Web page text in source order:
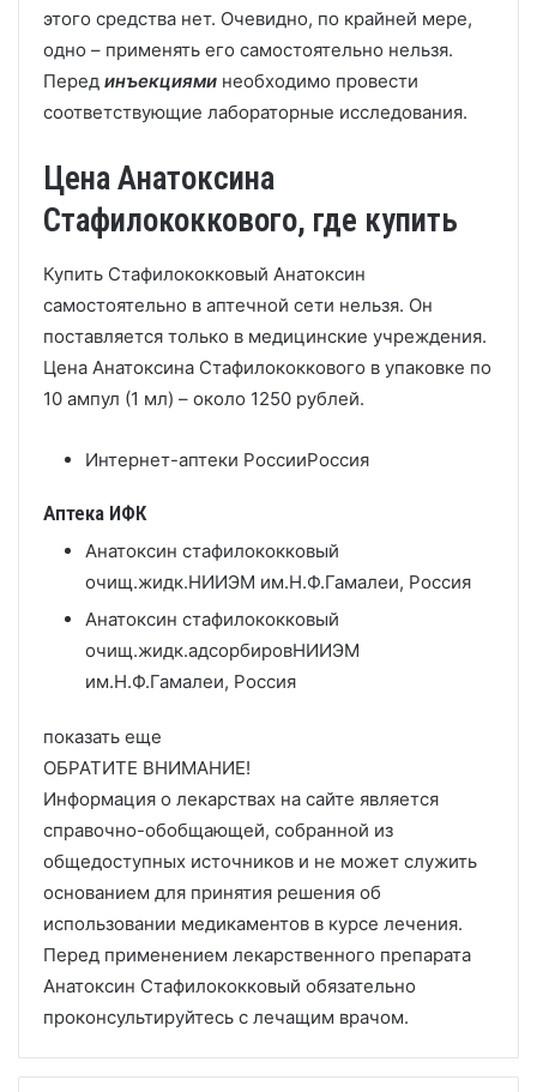
этого средства нет. Очевидно, по крайней мере,
одно – применять его самостоятельно нельзя.
Перед инъекциями необходимо провести
соответствующие лабораторные исследования.
Цена Анатоксина
Стафилококкового, где купить
Купить Стафилококковый Анатоксин
самостоятельно в аптечной сети нельзя. Он
поставляется только в медицинские учреждения.
Цена Анатоксина Стафилококкового в упаковке по
10 ампул (1 мл) – около 1250 рублей.
Интернет-аптеки РоссииРоссия
Аптека ИФК
Анатоксин стафилококковый
очищ.жидк.НИИЭМ им.Н.Ф.Гамалеи, Россия
Анатоксин стафилококковый
очищ.жидк.адсорбировНИИЭМ
им.Н.Ф.Гамалеи, Россия
показать еще
ОБРАТИТЕ ВНИМАНИЕ!
Информация о лекарствах на сайте является
справочно-обобщающей, собранной из
общедоступных источников и не может служить
основанием для принятия решения об
использовании медикаментов в курсе лечения.
Перед применением лекарственного препарата
Анатоксин Стафилококковый обязательно
проконсультируйтесь с лечащим врачом.